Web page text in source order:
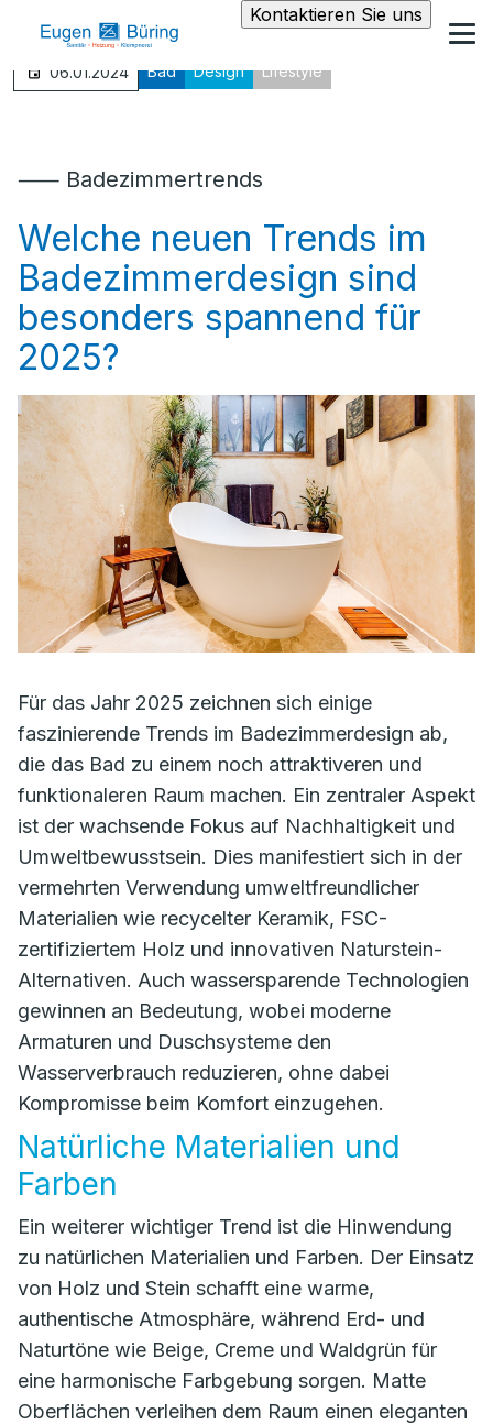
Kontaktieren Sie uns
06.01.2024 Bad Design Lifestyle
⸺ Badezimmertrends
Welche neuen Trends im
Badezimmerdesign sind
besonders spannend für
2025?
Für das Jahr 2025 zeichnen sich einige
faszinierende Trends im Badezimmerdesign ab,
die das Bad zu einem noch attraktiveren und
funktionaleren Raum machen. Ein zentraler Aspekt
ist der wachsende Fokus auf Nachhaltigkeit und
Umweltbewusstsein. Dies manifestiert sich in der
vermehrten Verwendung umweltfreundlicher
Materialien wie recycelter Keramik, FSC-
zertifiziertem Holz und innovativen Naturstein-
Alternativen. Auch wassersparende Technologien
gewinnen an Bedeutung, wobei moderne
Armaturen und Duschsysteme den
Wasserverbrauch reduzieren, ohne dabei
Kompromisse beim Komfort einzugehen.
Natürliche Materialien und
Farben
Ein weiterer wichtiger Trend ist die Hinwendung
zu natürlichen Materialien und Farben. Der Einsatz
von Holz und Stein schafft eine warme,
authentische Atmosphäre, während Erd- und
Naturtöne wie Beige, Creme und Waldgrün für
eine harmonische Farbgebung sorgen. Matte
Oberflächen verleihen dem Raum einen eleganten